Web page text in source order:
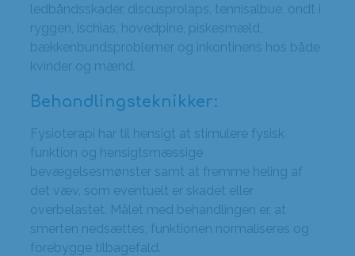
ledbåndsskader, discusprolaps, tennisalbue, ondt i
ryggen, ischias, hovedpine, piskesmæld,
bækkenbundsproblemer og inkontinens hos både
kvinder og mænd.
Behandlingsteknikker:
Fysioterapi har til hensigt at stimulere fysisk
funktion og hensigtsmæssige
bevægelsesmønster samt at fremme heling af
det væv, som eventuelt er skadet eller
overbelastet. Målet med behandlingen er, at
smerten nedsættes, funktionen normaliseres og
forebygge tilbagefald.